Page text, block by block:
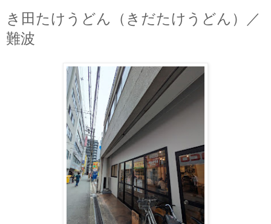
き田たけうどん（きだたけうどん）／
難波